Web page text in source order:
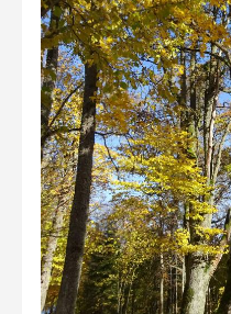
Фотоконкурс 2023
Не учитываются 2023
Видео 2023
Фотоконкурс 2022
Не учитываются 2022
Видео 2022
Фотоконкурс 2021
Видео 2021